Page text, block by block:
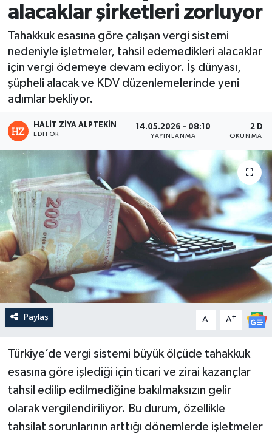
alacaklar şirketleri zorluyor
Tahakkuk esasına göre çalışan vergi sistemi
nedeniyle işletmeler, tahsil edemedikleri alacaklar
için vergi ödemeye devam ediyor. İş dünyası,
şüpheli alacak ve KDV düzenlemelerinde yeni
adımlar bekliyor.
HALIT ZIYA ALPTEKIN
EDITÖR
14.05.2026 - 08:10
YAYINLANMA
2 DK
OKUNMA
Paylaş A- A+
Türkiye’de vergi sistemi büyük ölçüde tahakkuk
esasına göre işlediği için ticari ve zirai kazançlar
tahsil edilip edilmediğine bakılmaksızın gelir
olarak vergilendiriliyor. Bu durum, özellikle
tahsilat sorunlarının arttığı dönemlerde işletmeler